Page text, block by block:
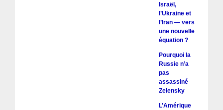
Israël,
l’Ukraine et
l’Iran — vers
une nouvelle
équation ?
Pourquoi la
Russie n’a
pas
assassiné
Zelensky
L’Amérique